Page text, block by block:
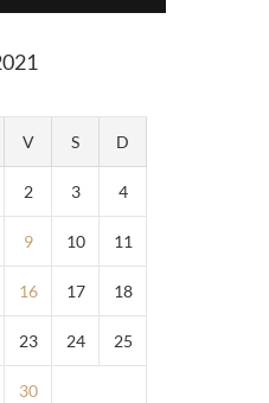
V S D
2 3 4
9 10 11
16 17 18
23 24 25
30